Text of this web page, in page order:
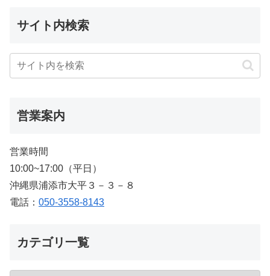
サイト内検索
営業案内
営業時間
10:00~17:00（平日）
沖縄県浦添市大平３－３－８
電話： 050-3558-8143
カテゴリ一覧